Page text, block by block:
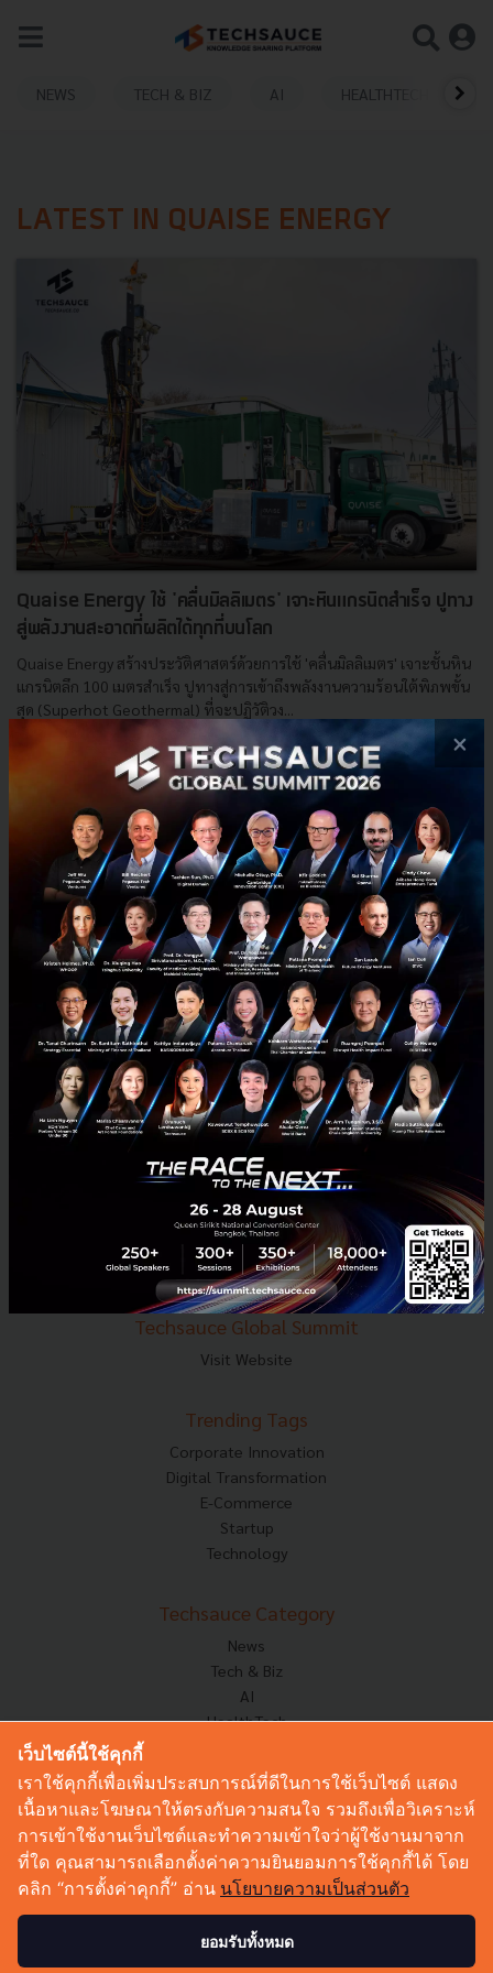
NEWS TECH & BIZ AI HEALTHTECH
LATEST IN QUAISE ENERGY
Quaise Energy ใช้ 'คลื่นมิลลิเมตร' เจาะหินแกรนิตสำเร็จ ปูทาง
สู่พลังงานสะอาดที่ผลิตได้ทุกที่บนโลก
Quaise Energy สร้างประวัติศาสตร์ด้วยการใช้ 'คลื่นมิลลิเมตร' เจาะชั้นหิน
แกรนิตลึก 100 เมตรสำเร็จ ปูทางสู่การเข้าถึงพลังงานความร้อนใต้พิภพขั้น
สุด (Superhot Geothermal) ที่จะปฏิวัติวง...
| ByTechsauce Team
Sustainable Focus MIT Geothermal Climate Tech
E-mail :contact@techsauce.co
Tel : 02-001-5375
Mobile : 06-4658-9500
Techsauce Media
About Techsauce
Techsauce Services
Privacy Policy
ส่งบทความ
Techsauce Global Summit
Visit Website
Trending Tags
Corporate Innovation
Digital Transformation
E-Commerce
Startup
Technology
Techsauce Category
News
Tech & Biz
AI
HealthTech
Corp Innov
Saucy Thoughts
Sustainable
Videos
Podcast
×
เว็บไซต์นี้ใช้คุกกี้
เราใช้คุกกี้เพื่อเพิ่มประสบการณ์ที่ดีในการใช้เว็บไซต์ แสดง
เนื้อหาและโฆษณาให้ตรงกับความสนใจ รวมถึงเพื่อวิเคราะห์
การเข้าใช้งานเว็บไซต์และทำความเข้าใจว่าผู้ใช้งานมาจาก
ที่ใด คุณสามารถเลือกตั้งค่าความยินยอมการใช้คุกกี้ได้ โดย
คลิก “การตั้งค่าคุกกี้” อ่าน นโยบายความเป็นส่วนตัว
ยอมรับทั้งหมด